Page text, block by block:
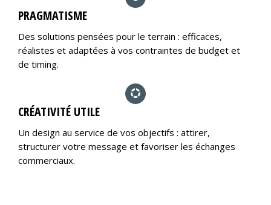
PRAGMATISME
Des solutions pensées pour le terrain : efficaces,
réalistes et adaptées à vos contraintes de budget et
de timing.
CRÉATIVITÉ UTILE
Un design au service de vos objectifs : attirer,
structurer votre message et favoriser les échanges
commerciaux.